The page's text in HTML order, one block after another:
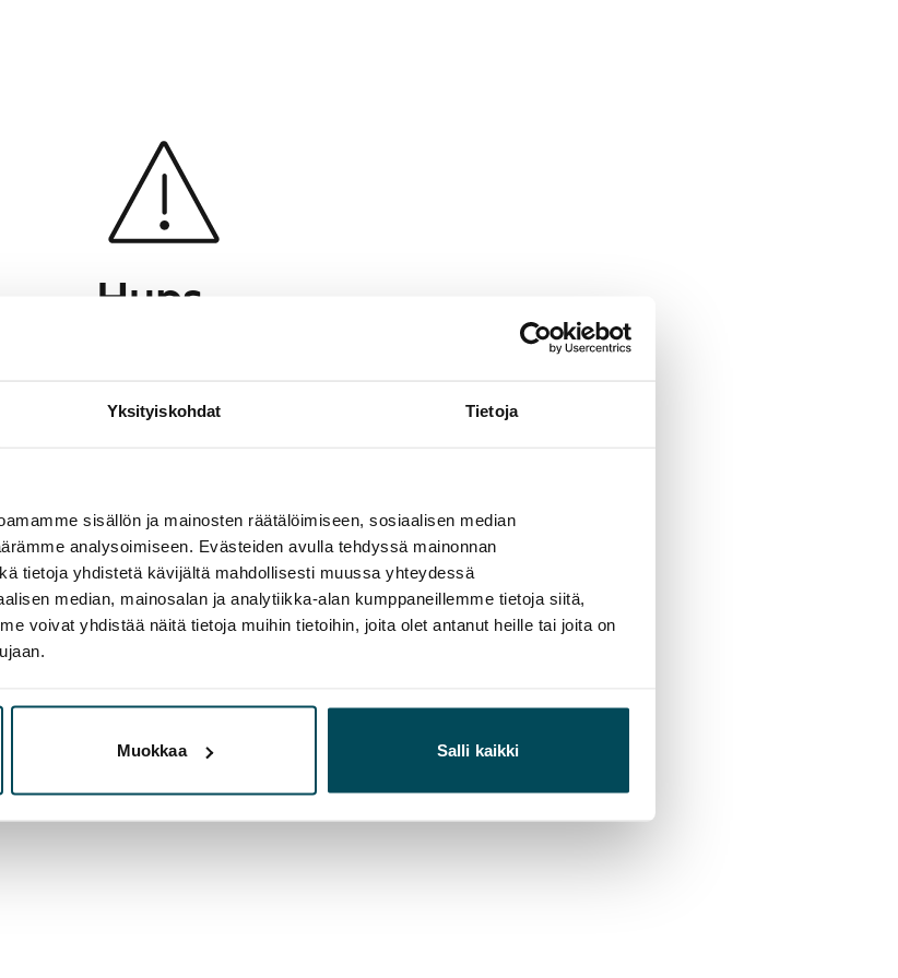
Yksityiskohdat Tietoja
sisällön ja mainosten räätälöimiseen, sosiaalisen median
analysoimiseen. Evästeiden avulla tehdyssä mainonnan
tietoja yhdistetä kävijältä mahdollisesti muussa yhteydessä
median, mainosalan ja analytiikka-alan kumppaneillemme tietoja siitä,
voivat yhdistää näitä tietoja muihin tietoihin, joita olet antanut heille tai joita on
Muokkaa Salli kaikki
Hups...